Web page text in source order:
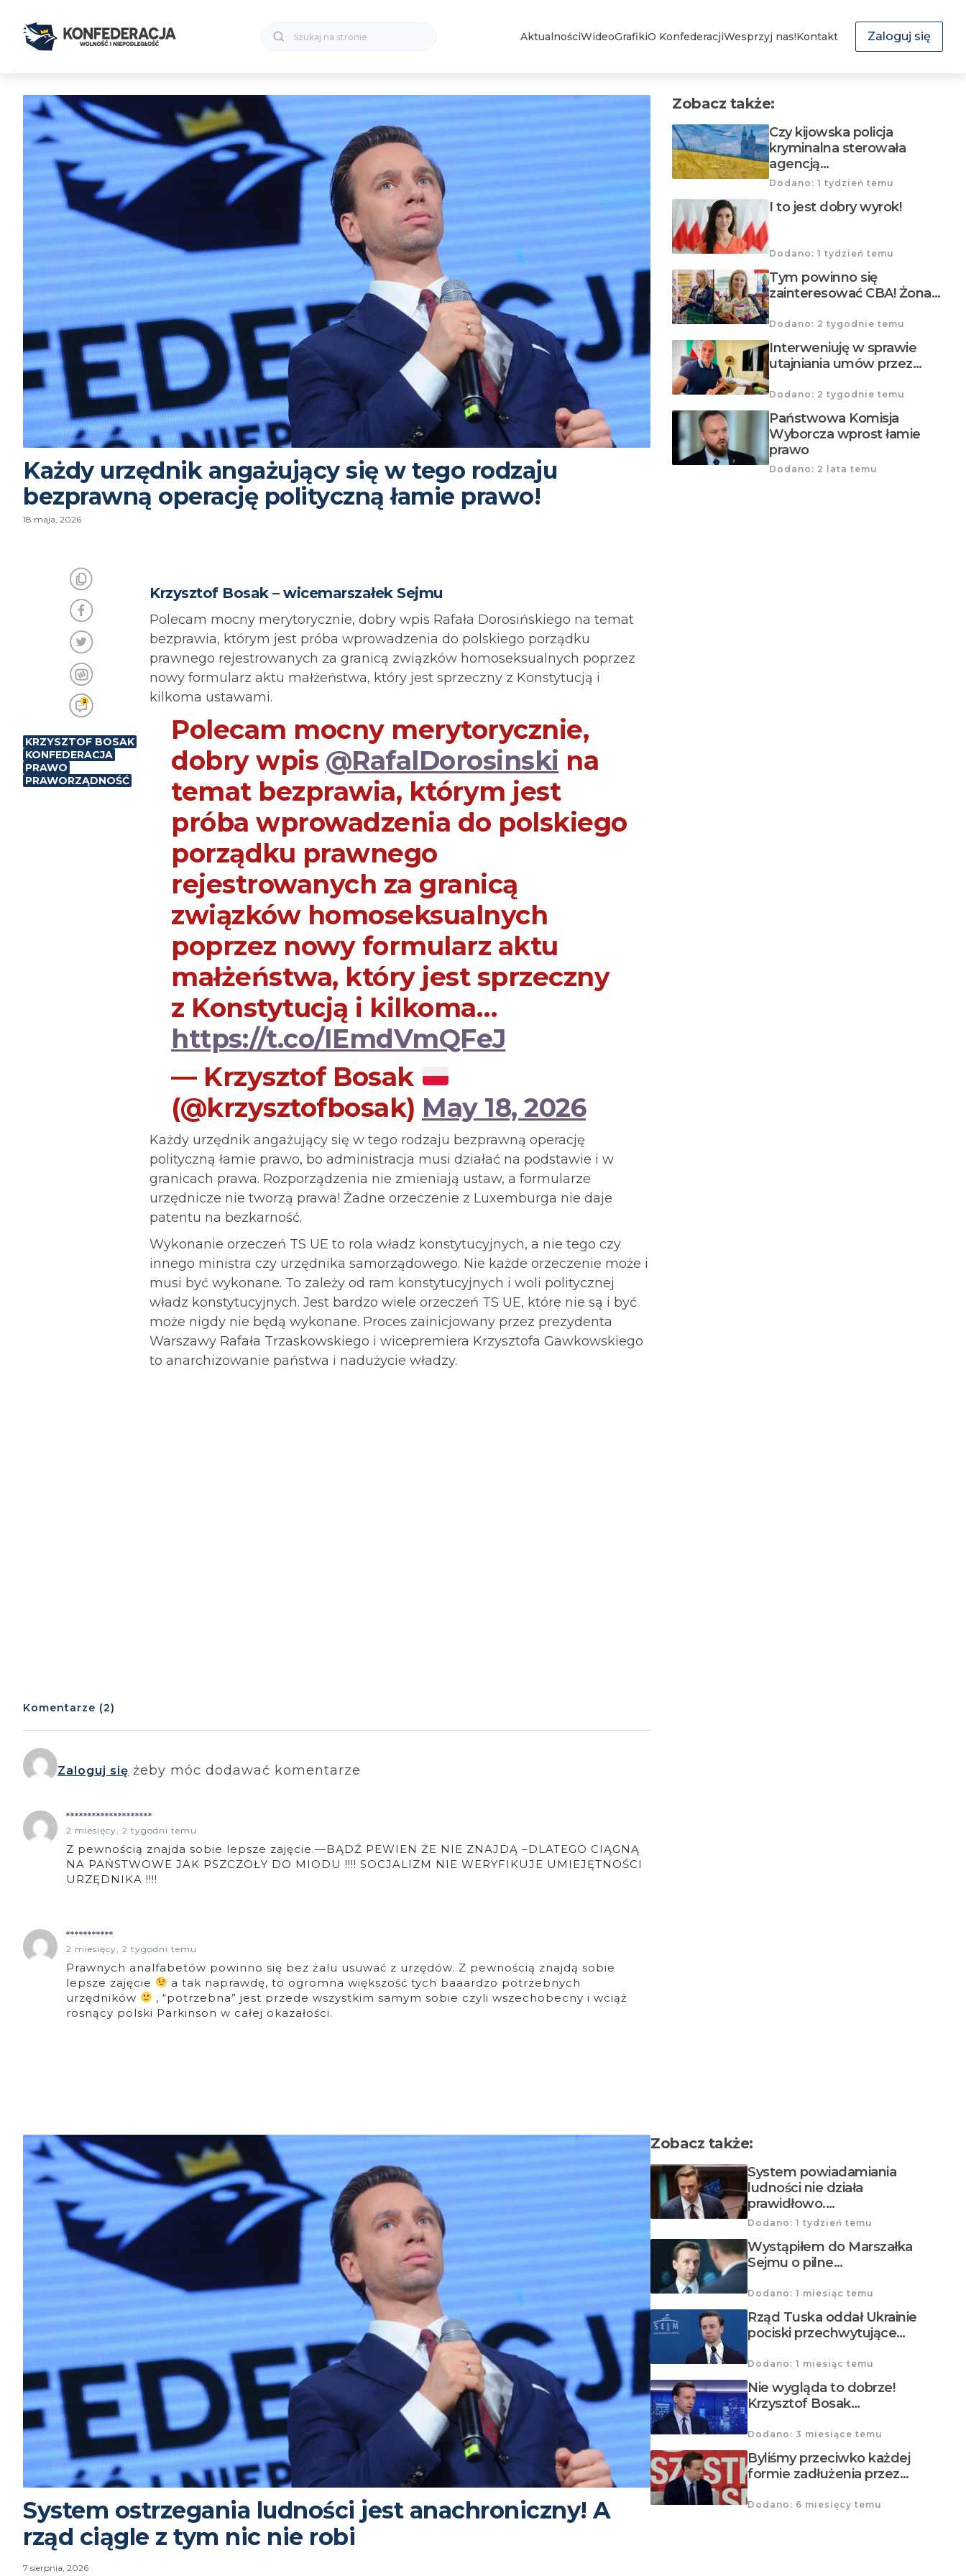
for:
AktualnościWideoGrafikiO KonfederacjiWesprzyj nas!Kontakt Zaloguj się
Każdy urzędnik angażujący się w tego rodzaju
bezprawną operację polityczną łamie prawo!
18 maja, 2026
2
KRZYSZTOF BOSAK
KONFEDERACJA
PRAWO
PRAWORZĄDNOŚĆ
Krzysztof Bosak – wicemarszałek Sejmu
Polecam mocny merytorycznie, dobry wpis Rafała Dorosińskiego na temat
bezprawia, którym jest próba wprowadzenia do polskiego porządku
prawnego rejestrowanych za granicą związków homoseksualnych poprzez
nowy formularz aktu małżeństwa, który jest sprzeczny z Konstytucją i
kilkoma ustawami.
Polecam mocny merytorycznie,
dobry wpis @RafalDorosinski na
temat bezprawia, którym jest
próba wprowadzenia do polskiego
porządku prawnego
rejestrowanych za granicą
związków homoseksualnych
poprzez nowy formularz aktu
małżeństwa, który jest sprzeczny
z Konstytucją i kilkoma…
https://t.co/IEmdVmQFeJ
— Krzysztof Bosak
(@krzysztofbosak) May 18, 2026
Każdy urzędnik angażujący się w tego rodzaju bezprawną operację
polityczną łamie prawo, bo administracja musi działać na podstawie i w
granicach prawa. Rozporządzenia nie zmieniają ustaw, a formularze
urzędnicze nie tworzą prawa! Żadne orzeczenie z Luxemburga nie daje
patentu na bezkarność.
Wykonanie orzeczeń TS UE to rola władz konstytucyjnych, a nie tego czy
innego ministra czy urzędnika samorządowego. Nie każde orzeczenie może i
musi być wykonane. To zależy od ram konstytucyjnych i woli politycznej
władz konstytucyjnych. Jest bardzo wiele orzeczeń TS UE, które nie są i być
może nigdy nie będą wykonane. Proces zainicjowany przez prezydenta
Warszawy Rafała Trzaskowskiego i wicepremiera Krzysztofa Gawkowskiego
to anarchizowanie państwa i nadużycie władzy.
Komentarze (2)
Zaloguj się żeby móc dodawać komentarze
********************
2 miesięcy, 2 tygodni temu
Z pewnością znajda sobie lepsze zajęcie.—BĄDŹ PEWIEN ŻE NIE ZNAJDĄ –DLATEGO CIĄGNĄ
NA PAŃSTWOWE JAK PSZCZOŁY DO MIODU !!!! SOCJALIZM NIE WERYFIKUJE UMIEJĘTNOŚCI
URZĘDNIKA !!!!
***********
2 miesięcy, 2 tygodni temu
Prawnych analfabetów powinno się bez żalu usuwać z urzędów. Z pewnością znajdą sobie
lepsze zajęcie
a tak naprawdę, to ogromna większość tych baaardzo potrzebnych
urzędników
, “potrzebna” jest przede wszystkim samym sobie czyli wszechobecny i wciąż
rosnący polski Parkinson w całej okazałości.
Zobacz także:
Czy kijowska policja
kryminalna sterowała
agencją…
Dodano: 1 tydzień temu
I to jest dobry wyrok!
Dodano: 1 tydzień temu
Tym powinno się
zainteresować CBA! Żona…
Dodano: 2 tygodnie temu
Interweniuję w sprawie
utajniania umów przez…
Dodano: 2 tygodnie temu
Państwowa Komisja
Wyborcza wprost łamie
prawo
Dodano: 2 lata temu
System ostrzegania ludności jest anachroniczny! A
rząd ciągle z tym nic nie robi
7 sierpnia, 2026
Zobacz także:
System powiadamiania
ludności nie działa
prawidłowo.…
Dodano: 1 tydzień temu
Wystąpiłem do Marszałka
Sejmu o pilne…
Dodano: 1 miesiąc temu
Rząd Tuska oddał Ukrainie
pociski przechwytujące…
Dodano: 1 miesiąc temu
Nie wygląda to dobrze!
Krzysztof Bosak…
Dodano: 3 miesiące temu
Byliśmy przeciwko każdej
formie zadłużenia przez…
Dodano: 6 miesięcy temu